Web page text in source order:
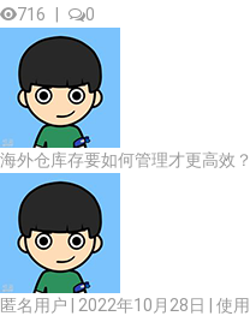
716
0
海外仓库存要如何管理才更高效？
匿名用户 | 2022年10月28日 | 使